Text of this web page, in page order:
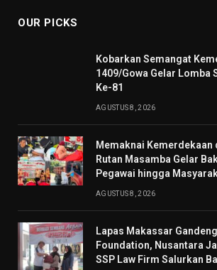
OUR PICKS
Kobarkan Semangat
1409/Gowa Gelar Lomba
Ke-81
AGUSTUS 8, 2026
Memaknai Kemerdekaan
Rutan Masamba Gelar
Pegawai hingga
AGUSTUS 8, 2026
Lapas Makassar
Foundation, Nusantara
SSP Law Firm Salurkan